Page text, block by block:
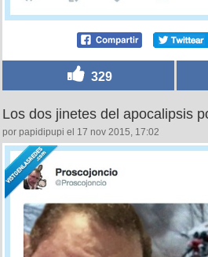
329
Los dos jinetes del apocalipsis
por papidipupi el 17 nov 2015, 17:02